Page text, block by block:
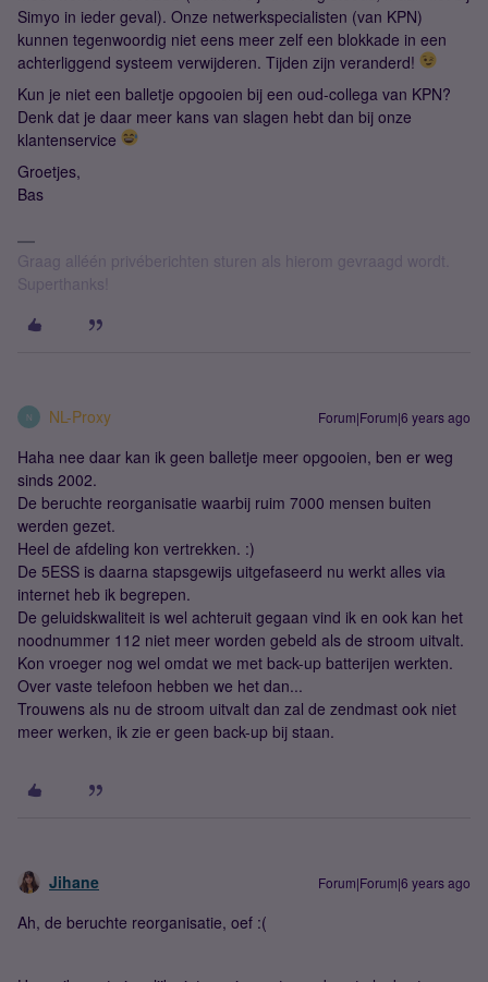
Simyo in ieder geval). Onze netwerkspecialisten (van KPN)
kunnen tegenwoordig niet eens meer zelf een blokkade in een
achterliggend systeem verwijderen. Tijden zijn veranderd!
Kun je niet een balletje opgooien bij een oud-collega van KPN?
Denk dat je daar meer kans van slagen hebt dan bij onze
klantenservice
Groetjes,
Bas
Graag alléén privéberichten sturen als hierom gevraagd wordt.
Superthanks!
N NL-Proxy Forum|Forum|6 years ago
Haha nee daar kan ik geen balletje meer opgooien, ben er weg
sinds 2002.
De beruchte reorganisatie waarbij ruim 7000 mensen buiten
werden gezet.
Heel de afdeling kon vertrekken. :)
De 5ESS is daarna stapsgewijs uitgefaseerd nu werkt alles via
internet heb ik begrepen.
De geluidskwaliteit is wel achteruit gegaan vind ik en ook kan het
noodnummer 112 niet meer worden gebeld als de stroom uitvalt.
Kon vroeger nog wel omdat we met back-up batterijen werkten.
Over vaste telefoon hebben we het dan...
Trouwens als nu de stroom uitvalt dan zal de zendmast ook niet
meer werken, ik zie er geen back-up bij staan.
Jihane Forum|Forum|6 years ago
Ah, de beruchte reorganisatie, oef :(